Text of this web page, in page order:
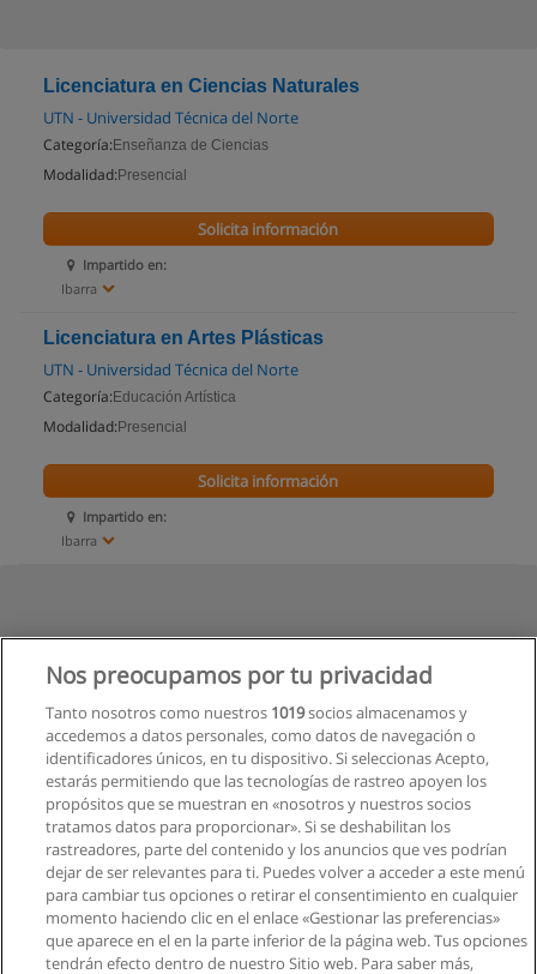
Licenciatura en Ciencias Naturales
UTN - Universidad Técnica del Norte
Categoría: Enseñanza de Ciencias
Modalidad: Presencial
Impartido en:
Ibarra
Solicita información
Licenciatura en Artes Plásticas
UTN - Universidad Técnica del Norte
Categoría: Educación Artística
Modalidad: Presencial
Impartido en:
Ibarra
Solicita información
Nos preocupamos por tu privacidad
Tanto nosotros como nuestros 1019socios almacenamos y
accedemos a datos personales, como datos de navegación o
identificadores únicos, en tu dispositivo. Si seleccionas Acepto,
estarás permitiendo que las tecnologías de rastreo apoyen los
propósitos que se muestran en «nosotros y nuestros socios
tratamos datos para proporcionar». Si se deshabilitan los
rastreadores, parte del contenido y los anuncios que ves podrían
dejar de ser relevantes para ti. Puedes volver a acceder a este menú
para cambiar tus opciones o retirar el consentimiento en cualquier
momento haciendo clic en el enlace «Gestionar las preferencias»
que aparece en el en la parte inferior de la página web. Tus opciones
tendrán efecto dentro de nuestro Sitio web. Para saber más,